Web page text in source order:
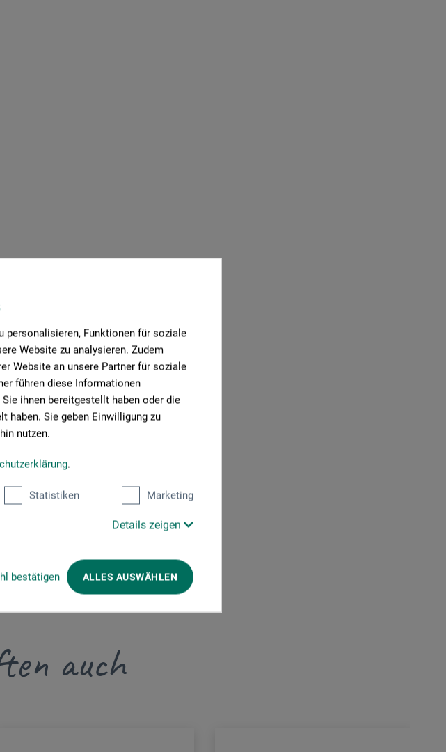
personalisieren, Funktionen für soziale
Website zu analysieren. Zudem
Website an unsere Partner für soziale
führen diese Informationen
ihnen bereitgestellt haben oder die
haben. Sie geben Einwilligung zu
nutzen.
.
Statistiken Marketing
Details zeigen
bestätigen ALLES AUSWÄHLEN
(0)
zu diesem Produkt
auch